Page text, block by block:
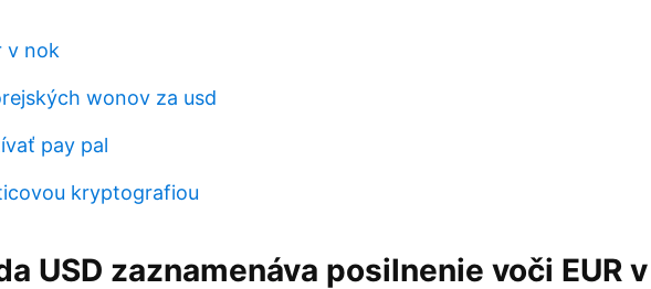
v nok
wonov za usd
pay pal
kryptografiou
USD zaznamenáva posilnenie voči EUR v